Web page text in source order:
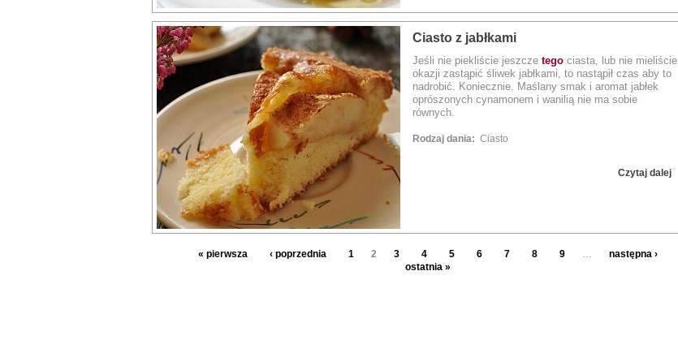
Ciasto z jabłkami
Jeśli nie piekliście jeszcze tego ciasta, lub nie mieliście
okazji zastąpić śliwek jabłkami, to nastąpił czas aby to
nadrobić. Koniecznie. Maślany smak i aromat jabłek
oprószonych cynamonem i wanilią nie ma sobie
równych.
Rodzaj dania: Ciasto
Czytaj dalej
« pierwsza ‹ poprzednia 1 2 3 4 5 6 7 8 9 …
następna ›
ostatnia »